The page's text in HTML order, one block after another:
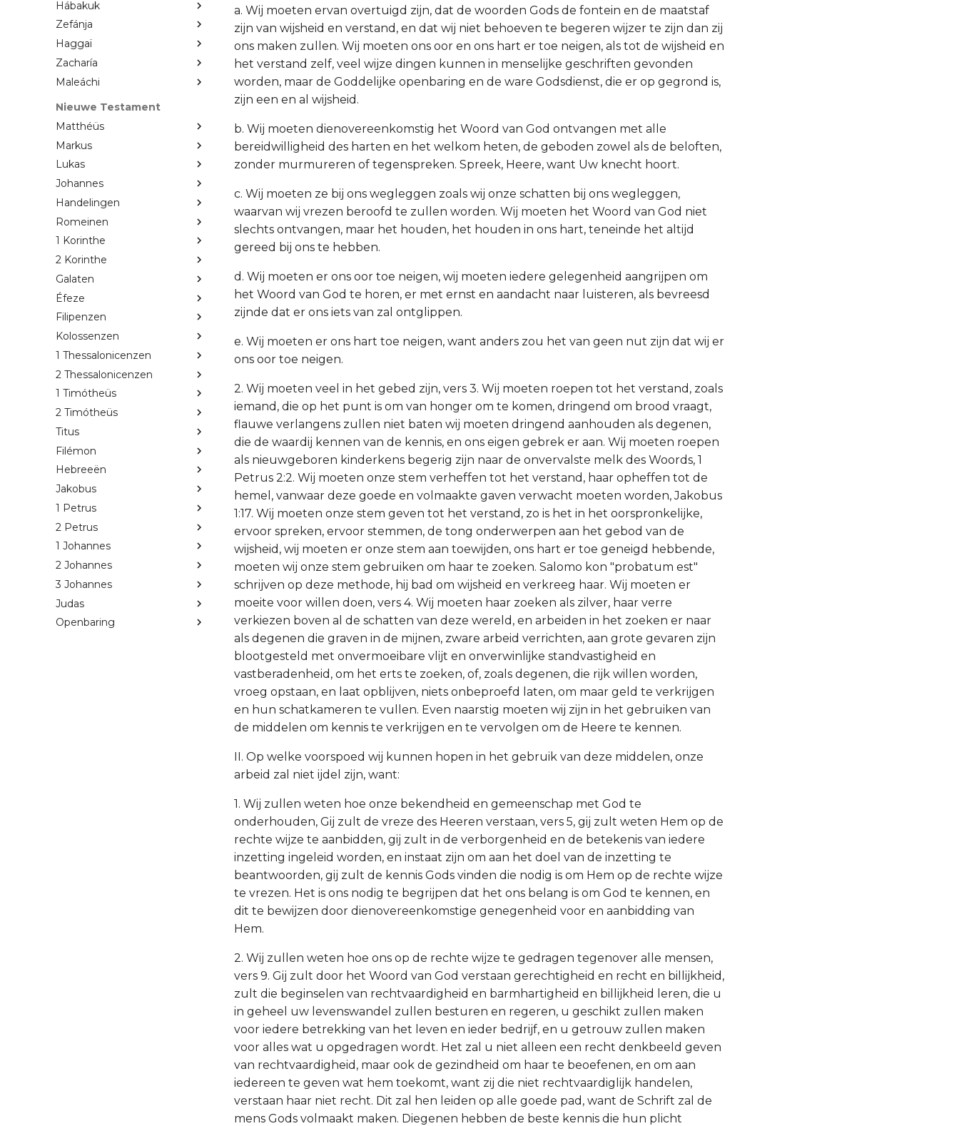
Hábakuk
Zefánja
Haggaï
Zacharía
Maleáchi
Nieuwe Testament
Matthéüs
Markus
Lukas
Johannes
Handelingen
Romeinen
1 Korinthe
2 Korinthe
Galaten
Éfeze
Filipenzen
Kolossenzen
1 Thessalonicenzen
2 Thessalonicenzen
1 Timótheüs
2 Timótheüs
Titus
Filémon
Hebreeën
Jakobus
1 Petrus
2 Petrus
1 Johannes
2 Johannes
3 Johannes
Judas
Openbaring
a. Wij moeten ervan overtuigd zijn, dat de woorden Gods de fontein en de maatstaf
zijn van wijsheid en verstand, en dat wij niet behoeven te begeren wijzer te zijn dan zij
ons maken zullen. Wij moeten ons oor en ons hart er toe neigen, als tot de wijsheid en
het verstand zelf, veel wijze dingen kunnen in menselijke geschriften gevonden
worden, maar de Goddelijke openbaring en de ware Godsdienst, die er op gegrond is,
zijn een en al wijsheid.
b. Wij moeten dienovereenkomstig het Woord van God ontvangen met alle
bereidwilligheid des harten en het welkom heten, de geboden zowel als de beloften,
zonder murmureren of tegenspreken. Spreek, Heere, want Uw knecht hoort.
c. Wij moeten ze bij ons wegleggen zoals wij onze schatten bij ons wegleggen,
waarvan wij vrezen beroofd te zullen worden. Wij moeten het Woord van God niet
slechts ontvangen, maar het houden, het houden in ons hart, teneinde het altijd
gereed bij ons te hebben.
d. Wij moeten er ons oor toe neigen, wij moeten iedere gelegenheid aangrijpen om
het Woord van God te horen, er met ernst en aandacht naar luisteren, als bevreesd
zijnde dat er ons iets van zal ontglippen.
e. Wij moeten er ons hart toe neigen, want anders zou het van geen nut zijn dat wij er
ons oor toe neigen.
2. Wij moeten veel in het gebed zijn, vers 3. Wij moeten roepen tot het verstand, zoals
iemand, die op het punt is om van honger om te komen, dringend om brood vraagt,
flauwe verlangens zullen niet baten wij moeten dringend aanhouden als degenen,
die de waardij kennen van de kennis, en ons eigen gebrek er aan. Wij moeten roepen
als nieuwgeboren kinderkens begerig zijn naar de onvervalste melk des Woords, 1
Petrus 2:2. Wij moeten onze stem verheffen tot het verstand, haar opheffen tot de
hemel, vanwaar deze goede en volmaakte gaven verwacht moeten worden, Jakobus
1:17. Wij moeten onze stem geven tot het verstand, zo is het in het oorspronkelijke,
ervoor spreken, ervoor stemmen, de tong onderwerpen aan het gebod van de
wijsheid, wij moeten er onze stem aan toewijden, ons hart er toe geneigd hebbende,
moeten wij onze stem gebruiken om haar te zoeken. Salomo kon "probatum est"
schrijven op deze methode, hij bad om wijsheid en verkreeg haar. Wij moeten er
moeite voor willen doen, vers 4. Wij moeten haar zoeken als zilver, haar verre
verkiezen boven al de schatten van deze wereld, en arbeiden in het zoeken er naar
als degenen die graven in de mijnen, zware arbeid verrichten, aan grote gevaren zijn
blootgesteld met onvermoeibare vlijt en onverwinlijke standvastigheid en
vastberadenheid, om het erts te zoeken, of, zoals degenen, die rijk willen worden,
vroeg opstaan, en laat opblijven, niets onbeproefd laten, om maar geld te verkrijgen
en hun schatkameren te vullen. Even naarstig moeten wij zijn in het gebruiken van
de middelen om kennis te verkrijgen en te vervolgen om de Heere te kennen.
II. Op welke voorspoed wij kunnen hopen in het gebruik van deze middelen, onze
arbeid zal niet ijdel zijn, want:
1. Wij zullen weten hoe onze bekendheid en gemeenschap met God te
onderhouden, Gij zult de vreze des Heeren verstaan, vers 5, gij zult weten Hem op de
rechte wijze te aanbidden, gij zult in de verborgenheid en de betekenis van iedere
inzetting ingeleid worden, en instaat zijn om aan het doel van de inzetting te
beantwoorden, gij zult de kennis Gods vinden die nodig is om Hem op de rechte wijze
te vrezen. Het is ons nodig te begrijpen dat het ons belang is om God te kennen, en
dit te bewijzen door dienovereenkomstige genegenheid voor en aanbidding van
Hem.
2. Wij zullen weten hoe ons op de rechte wijze te gedragen tegenover alle mensen,
vers 9. Gij zult door het Woord van God verstaan gerechtigheid en recht en billijkheid,
zult die beginselen van rechtvaardigheid en barmhartigheid en billijkheid leren, die u
in geheel uw levenswandel zullen besturen en regeren, u geschikt zullen maken
voor iedere betrekking van het leven en ieder bedrijf, en u getrouw zullen maken
voor alles wat u opgedragen wordt. Het zal u niet alleen een recht denkbeeld geven
van rechtvaardigheid, maar ook de gezindheid om haar te beoefenen, en om aan
iedereen te geven wat hem toekomt, want zij die niet rechtvaardiglijk handelen,
verstaan haar niet recht. Dit zal hen leiden op alle goede pad, want de Schrift zal de
mens Gods volmaakt maken. Diegenen hebben de beste kennis die hun plicht